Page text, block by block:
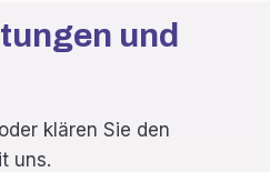
und
klären Sie den
uns.